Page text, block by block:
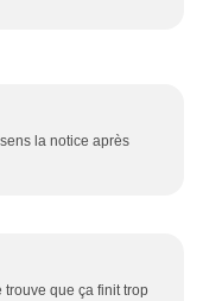
la notice après
trouve que ça finit trop